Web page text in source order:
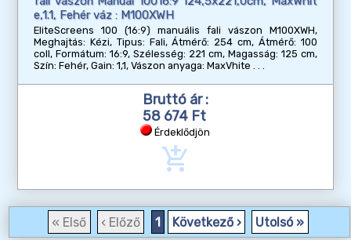
e,1.1, Fehér váz : M100XWH
EliteScreens 100 (16:9) manuális fali vászon M100XWH,
Meghajtás: Kézi, Tipus: Fali, Átmérő: 254 cm, Átmérő: 100
coll, Formátum: 16:9, Szélesség: 221 cm, Magasság: 125 cm,
Szín: Fehér, Gain: 1,1, Vászon anyaga: MaxVhite
Bruttó ár :
58 674 Ft
Érdeklődjön
add_shopping_cart
« Első ‹ Előző 1 Következő ›
Utolsó »